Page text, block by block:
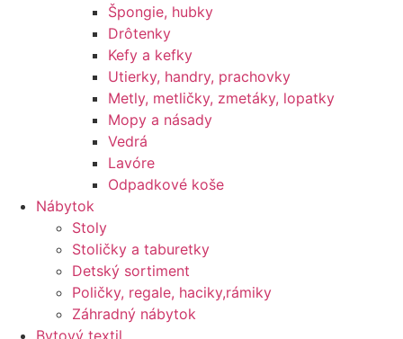
Špongie, hubky
Drôtenky
Kefy a kefky
Utierky, handry, prachovky
Metly, metličky, zmetáky, lopatky
Mopy a násady
Vedrá
Lavóre
Odpadkové koše
Nábytok
Stoly
Stoličky a taburetky
Detský sortiment
Poličky, regale, haciky,rámiky
Záhradný nábytok
Bytový textil